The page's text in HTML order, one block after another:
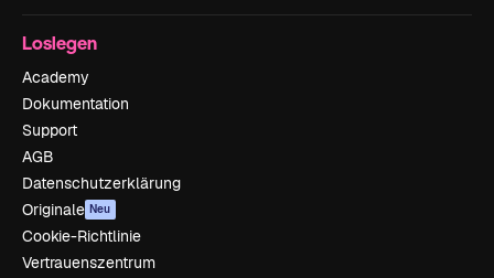
Loslegen
Academy
Dokumentation
Support
AGB
Datenschutzerklärung
Originale Neu
Cookie-Richtlinie
Vertrauenszentrum